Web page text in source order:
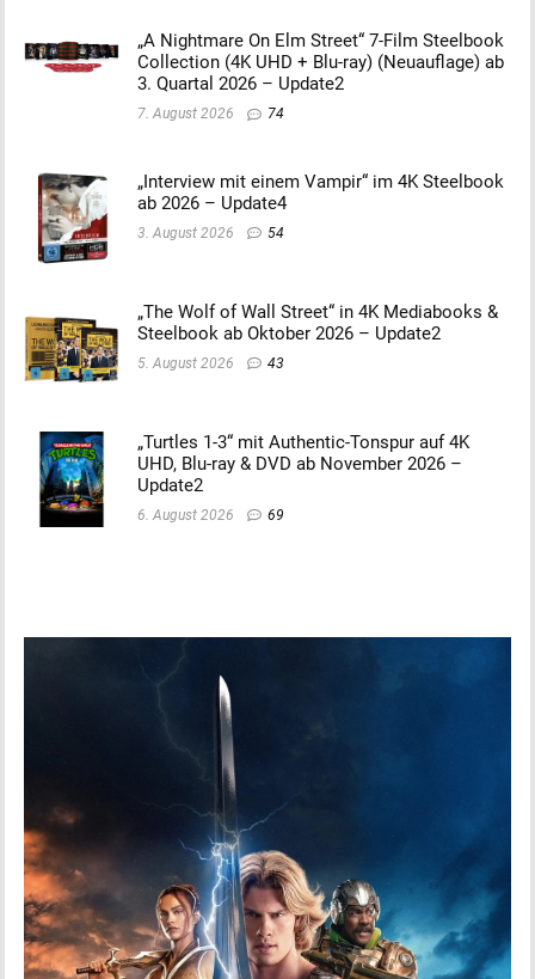
„A Nightmare On Elm Street“ 7-Film Steelbook
Collection (4K UHD + Blu-ray) (Neuauflage) ab
3. Quartal 2026 – Update2
7. August 2026 74
„Interview mit einem Vampir“ im 4K Steelbook
ab 2026 – Update4
3. August 2026 54
„The Wolf of Wall Street“ in 4K Mediabooks &
Steelbook ab Oktober 2026 – Update2
5. August 2026 43
„Turtles 1-3“ mit Authentic-Tonspur auf 4K
UHD, Blu-ray & DVD ab November 2026 –
Update2
6. August 2026 69